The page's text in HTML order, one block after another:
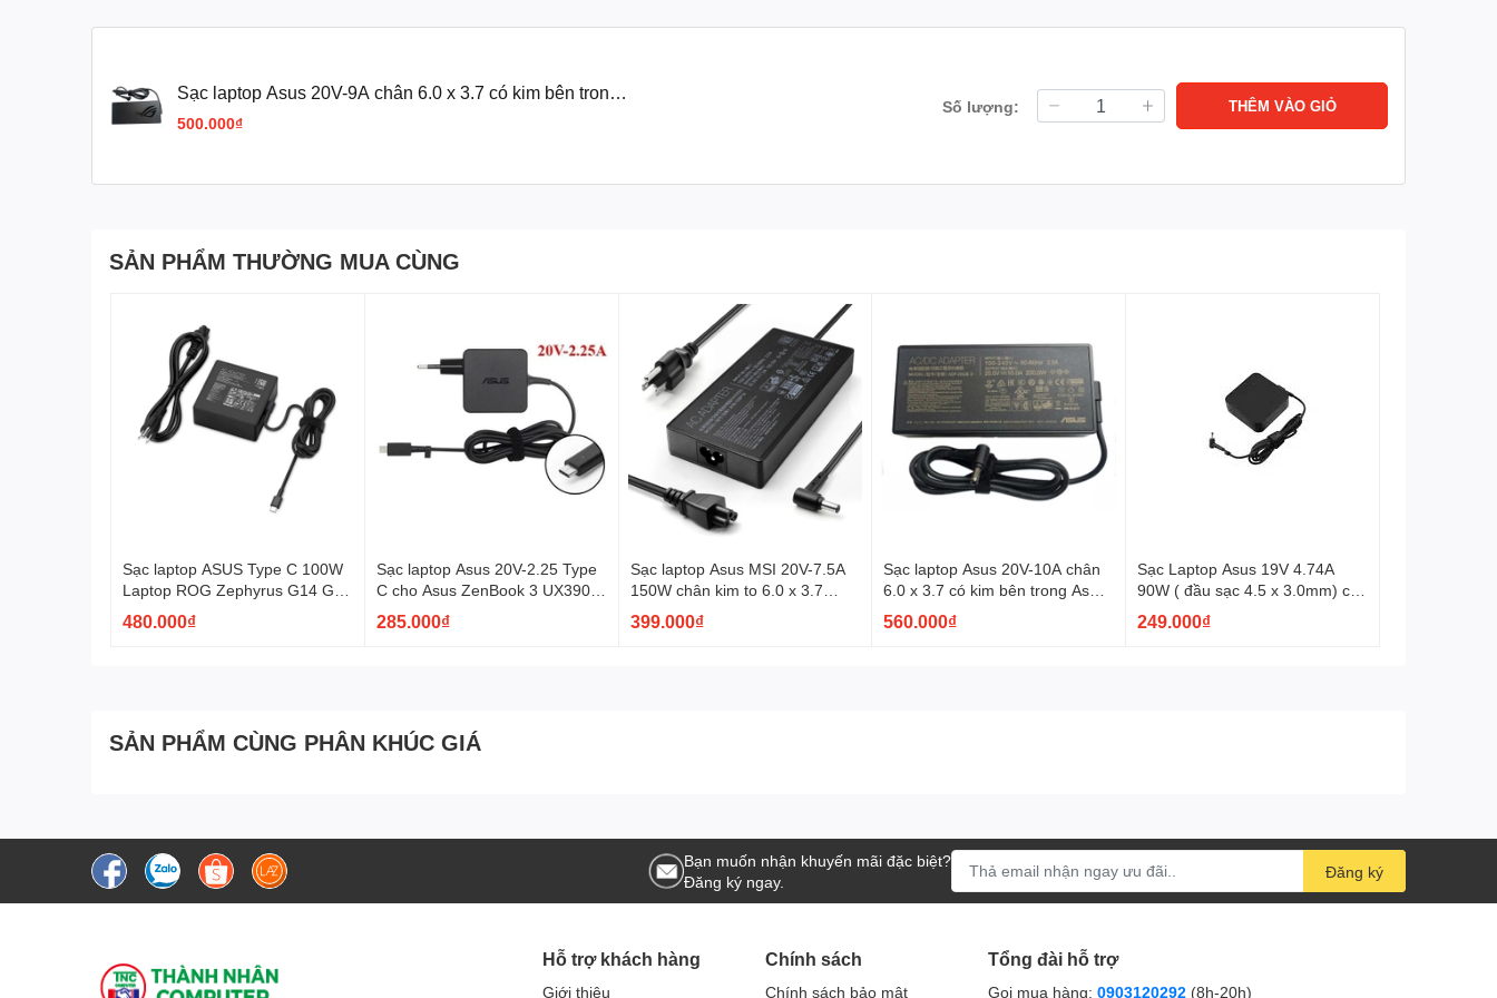
Sạc laptop Asus 20V-9A chân 6.0 x 3.7 có kim bên trong
Asus 2021 ASUS TUF F15 FX516 RTX3050 Series
500.000₫
Số lượng: THÊM VÀO GIỎ
SẢN PHẨM THƯỜNG MUA CÙNG
Sạc laptop ASUS Type C 100W
Laptop ROG Zephyrus G14 G15
M16 S17 G14 (2024) GA403
GA403U
480.000₫
Sạc laptop Asus 20V-2.25 Type
C cho Asus ZenBook 3 UX390
ZenBook Flip C302, ZenBook
C213.
285.000₫
Sạc laptop Asus MSI 20V-7.5A
150W chân kim to 6.0 x 3.7
Asus A18-150P1A FA506 A17-
FA706 FX505GT FX505DT
399.000₫
Sạc laptop Asus 20V-10A chân
6.0 x 3.7 có kim bên trong Asus
FA506; FA507; FA706; FA707;
FX506; FX50
560.000₫
Sạc Laptop Asus 19V 4.74A
90W ( đầu sạc 4.5 x 3.0mm) có
chân kim nhỏ bên trong.
249.000₫
SẢN PHẨM CÙNG PHÂN KHÚC GIÁ
Bạn muốn nhận khuyến mãi đặc biệt?
Đăng ký ngay.
Đăng ký
Hỗ trợ khách hàng
Giới thiệu
Chính sách
Chính sách bảo mật
Tổng đài hỗ trợ
Gọi mua hàng: 0903120292 (8h-20h)